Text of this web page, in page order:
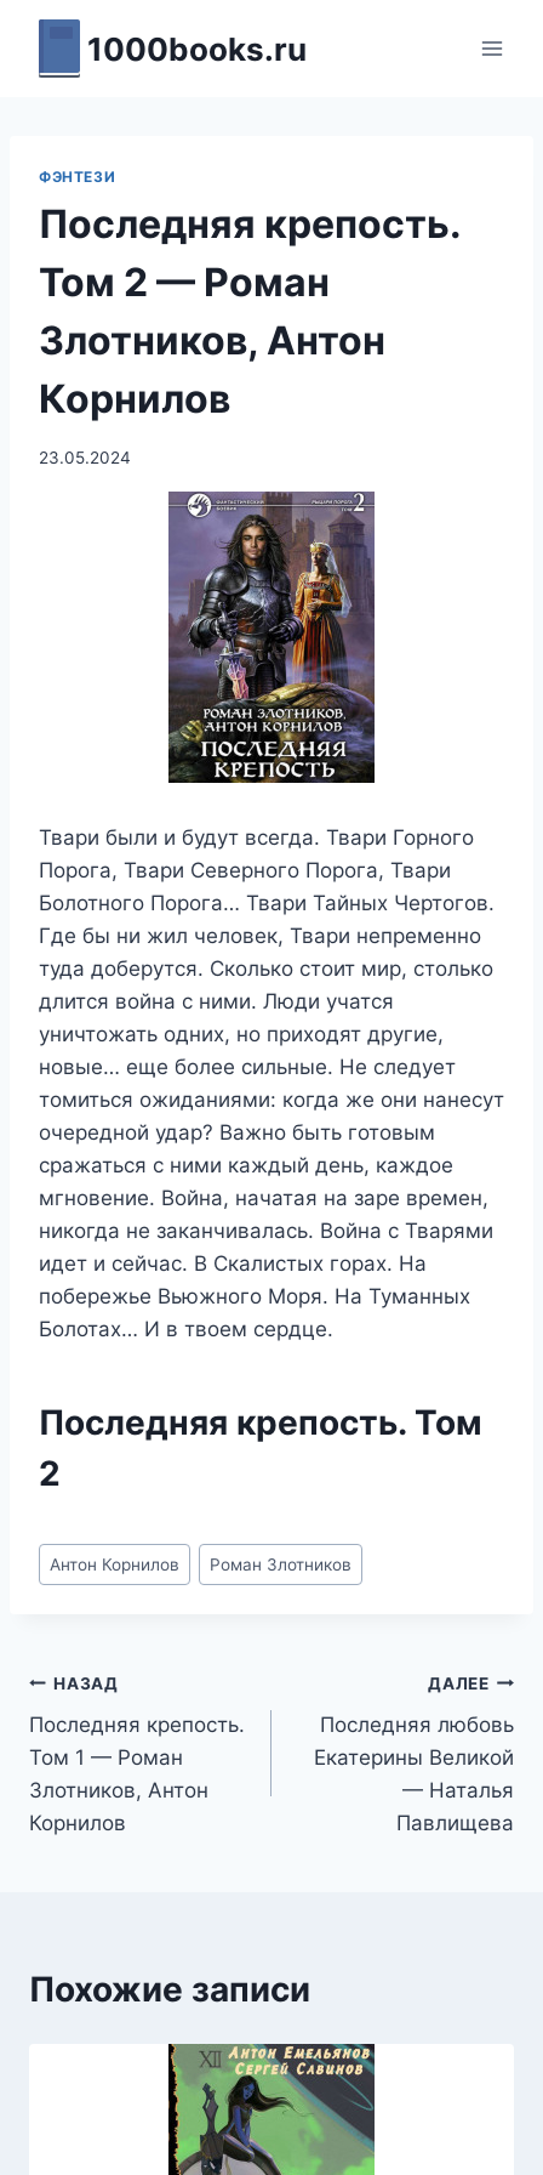
Перейти
содержимому
1000books.ru
ФЭНТЕЗИ
Последняя крепость.
Том 2 — Роман
Злотников, Антон
Корнилов
23.05.2024
Твари были и будут всегда. Твари Горного
Порога, Твари Северного Порога, Твари
Болотного Порога… Твари Тайных Чертогов.
Где бы ни жил человек, Твари непременно
туда доберутся. Сколько стоит мир, столько
длится война с ними. Люди учатся
уничтожать одних, но приходят другие,
новые… еще более сильные. Не следует
томиться ожиданиями: когда же они нанесут
очередной удар? Важно быть готовым
сражаться с ними каждый день, каждое
мгновение. Война, начатая на заре времен,
никогда не заканчивалась. Война с Тварями
идет и сейчас. В Скалистых горах. На
побережье Вьюжного Моря. На Туманных
Болотах… И в твоем сердце.
Последняя крепость. Том
2
Метки
записи:
Антон Корнилов Роман Злотников
Навигация
по
записям
НАЗАД
Последняя крепость.
Том 1 — Роман
Злотников, Антон
Корнилов
ДАЛЕЕ
Последняя любовь
Екатерины Великой
— Наталья
Павлищева
Похожие записи